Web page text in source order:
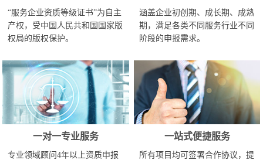
“服务企业资质等级证书”为自主
产权，受中国人民共和国国家版
权局的版权保护。
涵盖企业初创期、成长期、成熟
期，满足各类不同服务行业不同
阶段的申报需求。
一对一专业服务
专业领域顾问4年以上资质申报
一站式便捷服务
所有项目均可签署合作协议，提